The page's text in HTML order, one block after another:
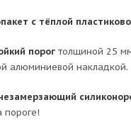
с тёплой
порог толщиной 25
алюминиевой накладкой.
пороге!